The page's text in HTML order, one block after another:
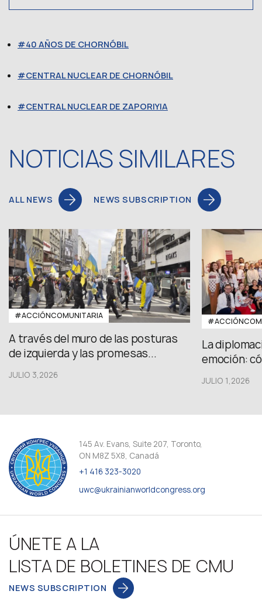
40 AÑOS DE CHORNÓBIL
CENTRAL NUCLEAR DE CHORNÓBIL
CENTRAL NUCLEAR DE ZAPORIYIA
NOTICIAS SIMILARES
ALL NEWS NEWS SUBSCRIPTION
#ACCIÓNCOMUNITARIA
A través del muro de las posturas
de izquierda y las promesas...
JULIO 3,2026
La
emoción:
JULIO 1,2026
145 Av. Evans, Suite 207, Toronto,
ON M8Z 5X8, Canadá
+1 416 323-3020
uwc@ukrainianworldcongress.org
ÚNETE A LA
LISTA DE BOLETINES DE CMU
NEWS SUBSCRIPTION